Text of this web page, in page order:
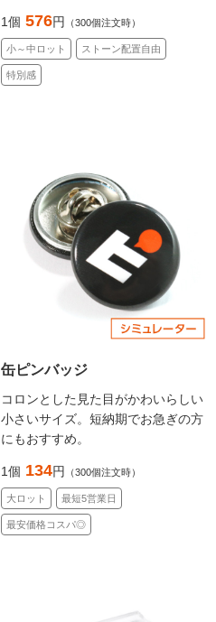
1個 576円 （300個注文時）
小～中ロット ストーン配置自由
特別感
缶ピンバッジ
コロンとした見た目がかわいらしい
小さいサイズ。短納期でお急ぎの方
にもおすすめ。
1個 134円 （300個注文時）
大ロット 最短5営業日
最安価格コスパ◎